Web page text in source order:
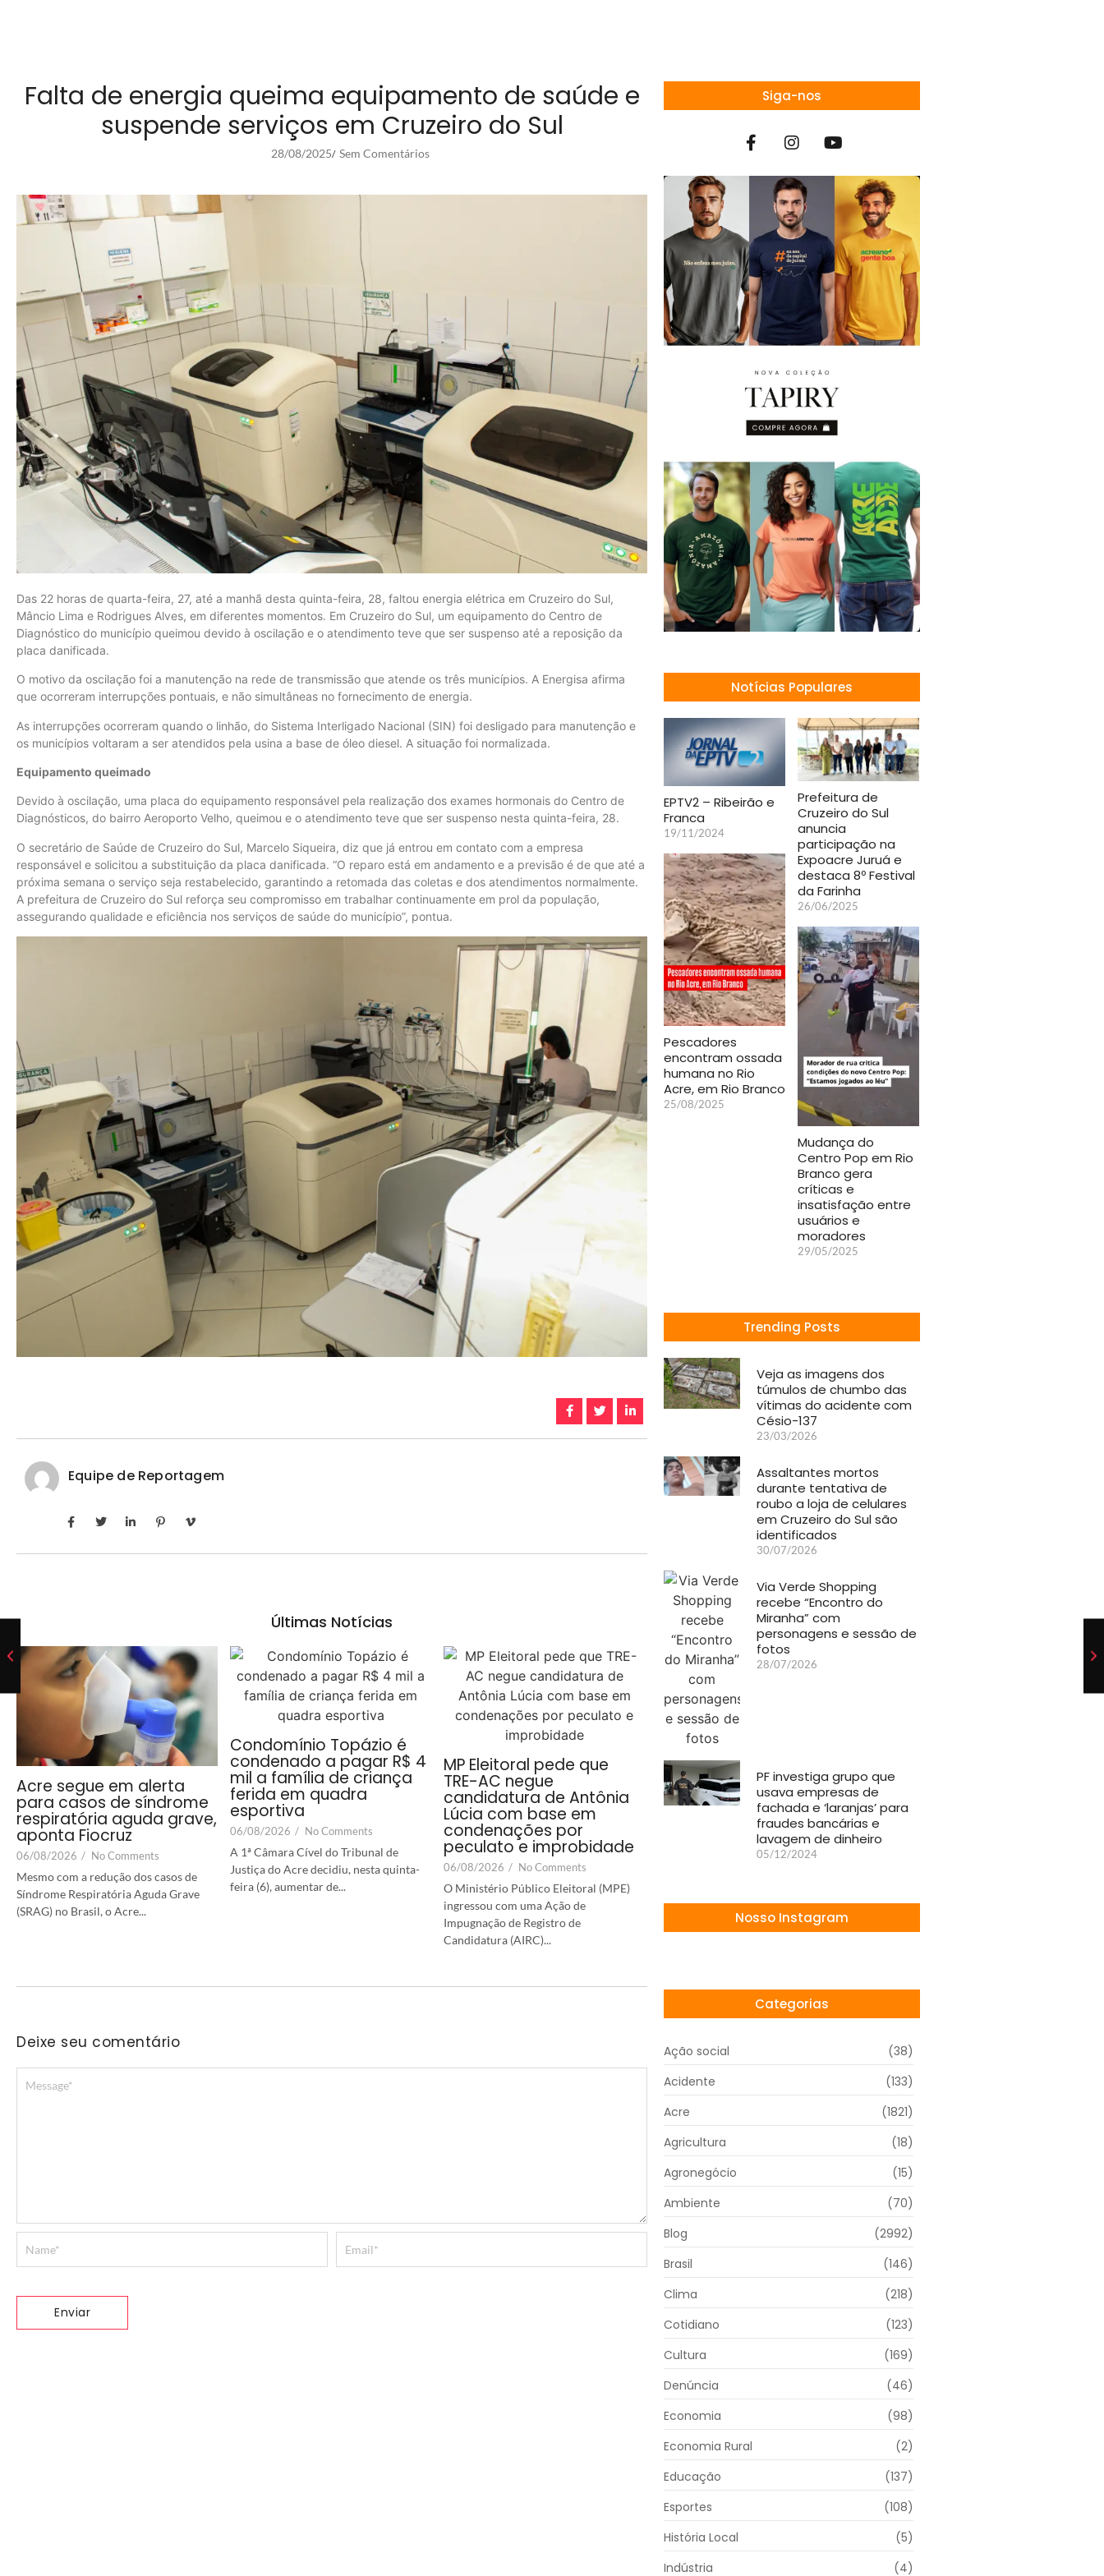
Falta de energia queima equipamento de saúde e
suspende serviços em Cruzeiro do Sul
28/08/2025/ Sem Comentários
Das 22 horas de quarta-feira, 27, até a manhã desta quinta-feira, 28, faltou energia elétrica em Cruzeiro do Sul,
Mâncio Lima e Rodrigues Alves, em diferentes momentos. Em Cruzeiro do Sul, um equipamento do Centro de
Diagnóstico do município queimou devido à oscilação e o atendimento teve que ser suspenso até a reposição da
placa danificada.
O motivo da oscilação foi a manutenção na rede de transmissão que atende os três municípios. A Energisa afirma
que ocorreram interrupções pontuais, e não simultâneas no fornecimento de energia.
As interrupções ocorreram quando o linhão, do Sistema Interligado Nacional (SIN) foi desligado para manutenção e
os municípios voltaram a ser atendidos pela usina a base de óleo diesel. A situação foi normalizada.
Equipamento queimado
Devido à oscilação, uma placa do equipamento responsável pela realização dos exames hormonais do Centro de
Diagnósticos, do bairro Aeroporto Velho, queimou e o atendimento teve que ser suspenso nesta quinta-feira, 28.
O secretário de Saúde de Cruzeiro do Sul, Marcelo Siqueira, diz que já entrou em contato com a empresa
responsável e solicitou a substituição da placa danificada. “O reparo está em andamento e a previsão é de que até a
próxima semana o serviço seja restabelecido, garantindo a retomada das coletas e dos atendimentos normalmente.
A prefeitura de Cruzeiro do Sul reforça seu compromisso em trabalhar continuamente em prol da população,
assegurando qualidade e eficiência nos serviços de saúde do município”, pontua.
Equipe de Reportagem
Últimas Notícias
Acre segue em alerta
para casos de síndrome
respiratória aguda grave,
aponta Fiocruz
06/08/2026 / No Comments
Mesmo com a redução dos casos de
Síndrome Respiratória Aguda Grave
(SRAG) no Brasil, o Acre...
Condomínio Topázio é
condenado a pagar R$ 4
mil a família de criança
ferida em quadra
esportiva
06/08/2026 / No Comments
A 1ª Câmara Cível do Tribunal de
Justiça do Acre decidiu, nesta quinta-
feira (6), aumentar de...
MP Eleitoral pede que
TRE-AC negue
candidatura de Antônia
Lúcia com base em
condenações por
peculato e improbidade
06/08/2026 / No Comments
O Ministério Público Eleitoral (MPE)
ingressou com uma Ação de
Impugnação de Registro de
Candidatura (AIRC)...
Deixe seu comentário
Siga-nos
Notícias Populares
EPTV2 – Ribeirão e
Franca
19/11/2024
Prefeitura de
Cruzeiro do Sul
anuncia
participação na
Expoacre Juruá e
destaca 8º Festival
da Farinha
26/06/2025
Pescadores
encontram ossada
humana no Rio
Acre, em Rio Branco
25/08/2025
Mudança do
Centro Pop em Rio
Branco gera
críticas e
insatisfação entre
usuários e
moradores
29/05/2025
Trending Posts
Veja as imagens dos
túmulos de chumbo das
vítimas do acidente com
Césio-137
23/03/2026
Assaltantes mortos
durante tentativa de
roubo a loja de celulares
em Cruzeiro do Sul são
identificados
30/07/2026
Via Verde Shopping
recebe “Encontro do
Miranha” com
personagens e sessão de
fotos
28/07/2026
PF investiga grupo que
usava empresas de
fachada e ‘laranjas’ para
fraudes bancárias e
lavagem de dinheiro
05/12/2024
Nosso Instagram
Categorias
Ação social
(38)
Acidente
(133)
Acre
(1821)
Agricultura
(18)
Agronegócio
(15)
Ambiente
(70)
Blog
(2992)
Brasil
(146)
Clima
(218)
Cotidiano
(123)
Cultura
(169)
Denúncia
(46)
Economia
(98)
Economia Rural
(2)
Educação
(137)
Esportes
(108)
História Local
(5)
Indústria
(4)